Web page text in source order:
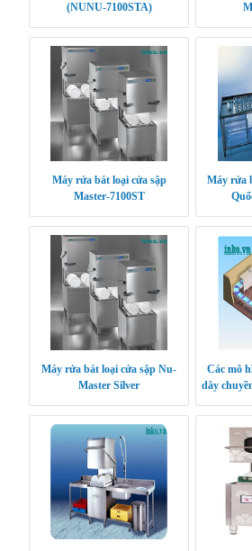
(NUNU-7100STA)
Máy rửa bát loại cửa sập
Master-7100ST
Máy rửa
Máy rửa bát loại cửa sập Nu-
Master Silver
Các mô
dây